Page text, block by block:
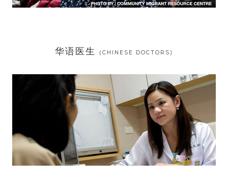
华语医生 (CHINESE DOCTORS)